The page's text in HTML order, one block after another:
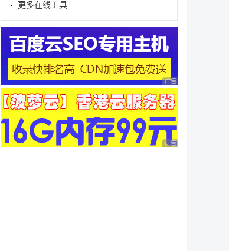
更多在线工具
广告 商业广告，理性
广告 商业广告，理性